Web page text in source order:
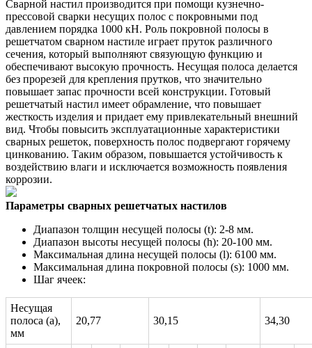
Сварной настил производится при помощи кузнечно-
прессовой сварки несущих полос с покровными под
давлением порядка 1000 кН. Роль покровной полосы в
решетчатом сварном настиле играет пруток различного
сечения, который выполняют связующую функцию и
обеспечивают высокую прочность. Несущая полоса делается
без прорезей для крепления прутков, что значительно
повышает запас прочности всей конструкции. Готовый
решетчатый настил имеет обрамление, что повышает
жесткость изделия и придает ему привлекательный внешний
вид. Чтобы повысить эксплуатационные характеристики
сварных решеток, поверхность полос подвергают горячему
цинкованию. Таким образом, повышается устойчивость к
воздействию влаги и исключается возможность появления
коррозии.
Параметры сварных решетчатых настилов
Диапазон толщин несущей полосы (t): 2-8 мм.
Диапазон высоты несущей полосы (h): 20-100 мм.
Максимальная длина несущей полосы (l): 6100 мм.
Максимальная длина покровной полосы (s): 1000 мм.
Шаг ячеек:
Несущая
полоса (а),
мм
20,77 30,15 34,30